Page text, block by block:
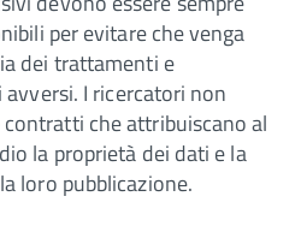
per evitare che venga
dei trattamenti e
I ricercatori non
che attribuiscano al
la proprietà dei dati e la
loro pubblicazione.